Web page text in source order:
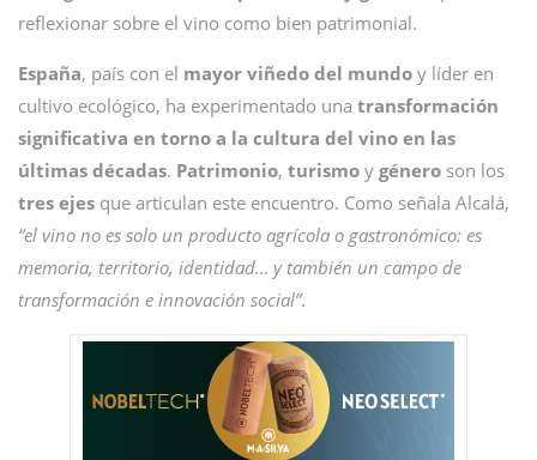
reflexionar sobre el vino como bien patrimonial.
España, país con el mayor viñedo del mundo y líder en
cultivo ecológico, ha experimentado una transformación
significativa en torno a la cultura del vino en las
últimas décadas. Patrimonio, turismo y género son los
tres ejes que articulan este encuentro. Como señala Alcalá,
“el vino no es solo un producto agrícola o gastronómico: es
memoria, territorio, identidad… y también un campo de
transformación e innovación social”.